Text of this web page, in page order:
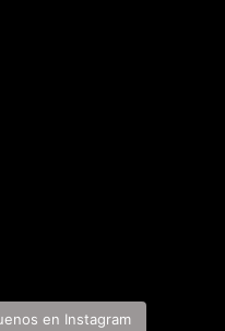
en Instagram